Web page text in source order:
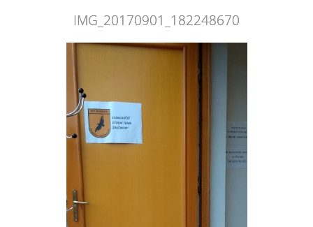
IMG_20170901_182248670